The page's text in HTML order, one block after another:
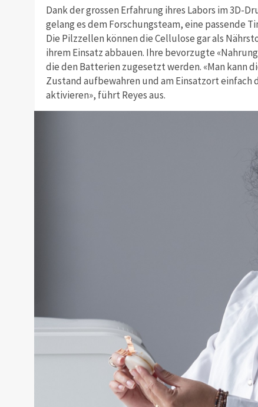
Dank der grossen Erfahrung ihres Labors im 3D-
gelang es dem Forschungsteam, eine passende
Die Pilzzellen können die Cellulose gar als
ihrem Einsatz abbauen. Ihre bevorzugte
die den Batterien zugesetzt werden. «Man kann
Zustand aufbewahren und am Einsatzort einfach
aktivieren», führt Reyes aus.